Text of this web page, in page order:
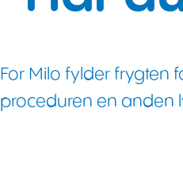
For Milo fylder frygten
proceduren en anden